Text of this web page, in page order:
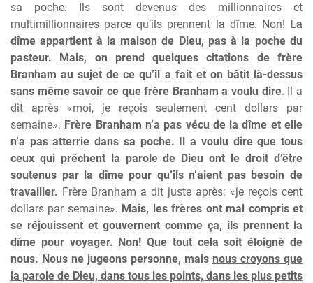
sa poche. Ils sont devenus des millionnaires et
multimillionnaires parce qu’ils prennent la dîme. Non! La
dîme appartient à la maison de Dieu, pas à la poche du
pasteur. Mais, on prend quelques citations de frère
Branham au sujet de ce qu’il a fait et on bâtit là-dessus
sans même savoir ce que frère Branham a voulu dire. Il a
dit après «moi, je reçois seulement cent dollars par
semaine». Frère Branham n’a pas vécu de la dîme et elle
n’a pas atterrie dans sa poche. Il a voulu dire que tous
ceux qui prêchent la parole de Dieu ont le droit d’être
soutenus par la dîme pour qu’ils n’aient pas besoin de
travailler. Frère Branham a dit juste après: «je reçois cent
dollars par semaine». Mais, les frères ont mal compris et
se réjouissent et gouvernent comme ça, ils prennent la
dîme pour voyager. Non! Que tout cela soit éloigné de
nous. Nous ne jugeons personne, mais nous croyons que
la parole de Dieu, dans tous les points, dans les plus petits